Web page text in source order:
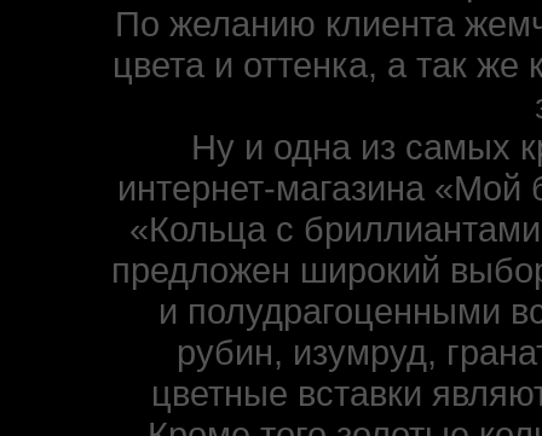
По желанию клиента
цвета и оттенка, а так же
Ну и одна из самых
интернет-магазина «Мой
«Кольца с
предложен широкий
и полудрагоценными
рубин, изумруд,
цветные вставки